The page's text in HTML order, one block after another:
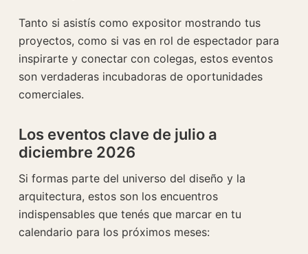
Tanto si asistís como expositor mostrando tus
proyectos, como si vas en rol de espectador para
inspirarte y conectar con colegas, estos eventos
son verdaderas incubadoras de oportunidades
comerciales.
Los eventos clave de julio a
diciembre 2026
Si formas parte del universo del diseño y la
arquitectura, estos son los encuentros
indispensables que tenés que marcar en tu
calendario para los próximos meses: